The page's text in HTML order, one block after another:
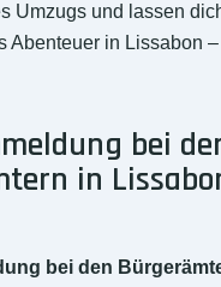
Umzugs und lassen
Abenteuer in Lissabon
bei
in
bei den